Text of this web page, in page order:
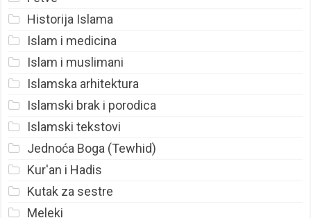
Historija Islama
Islam i medicina
Islam i muslimani
Islamska arhitektura
Islamski brak i porodica
Islamski tekstovi
Jednoća Boga (Tewhid)
Kur'an i Hadis
Kutak za sestre
Meleki